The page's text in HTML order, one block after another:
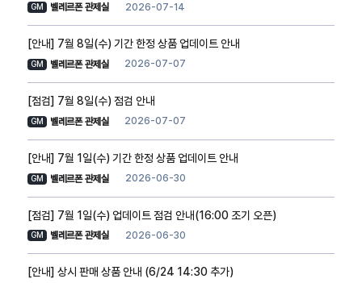
GM 벨레르폰 관제실 2026-07-14
[안내] 7월 8일(수) 기간 한정 상품 업데이트 안내
GM 벨레르폰 관제실 2026-07-07
[점검] 7월 8일(수) 점검 안내
GM 벨레르폰 관제실 2026-07-07
[안내] 7월 1일(수) 기간 한정 상품 업데이트 안내
GM 벨레르폰 관제실 2026-06-30
[점검] 7월 1일(수) 업데이트 점검 안내(16:00 조기 오픈)
GM 벨레르폰 관제실 2026-06-30
[안내] 상시 판매 상품 안내 (6/24 14:30 추가)